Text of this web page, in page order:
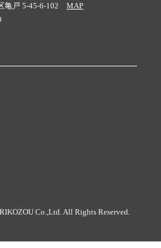
亀戸 5-45-6-102MAP
Co.,Ltd. All Rights Reserved.